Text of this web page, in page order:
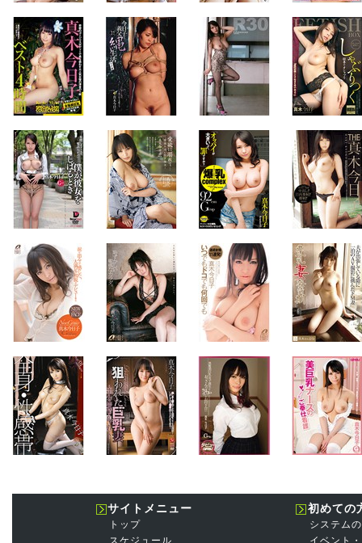
サイトメニュー
トップ
スケジュール
初めての
システム
イベント